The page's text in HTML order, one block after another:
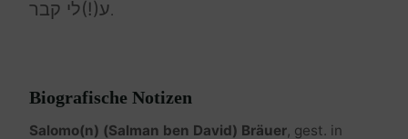
ע(!)לי קבר.
Biografische Notizen
Salomo(n) (Salman ben David) Bräuer, gest. in